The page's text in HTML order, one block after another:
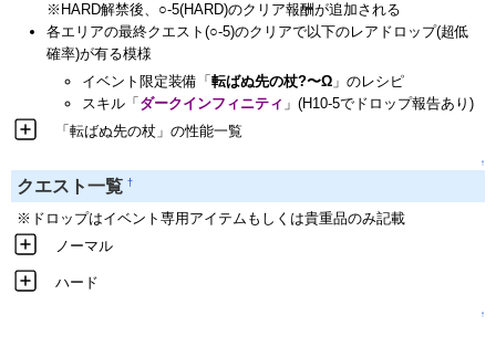
※HARD解禁後、○-5(HARD)のクリア報酬が追加される
各エリアの最終クエスト(○-5)のクリアで以下のレアドロップ(超低
確率)が有る模様
イベント限定装備「 転ばぬ先の杖?〜Ω 」のレシピ
スキル「 ダークインフィニティ 」(H10-5でドロップ報告あり)
「転ばぬ先の杖」の性能一覧
↑
クエスト一覧 †
※ドロップはイベント専用アイテムもしくは貴重品のみ記載
ノーマル
ハード
↑